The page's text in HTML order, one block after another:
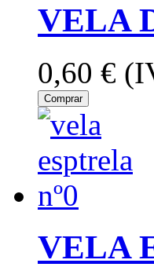
VELA
0,60 €
Comprar
VELA